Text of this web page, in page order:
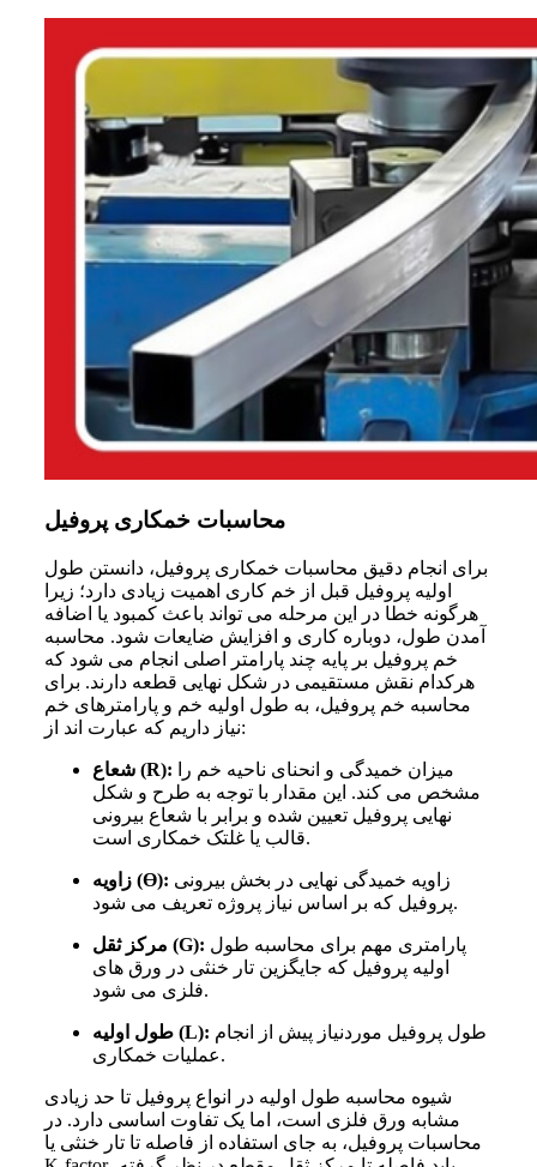
محاسبات خمکاری پروفیل
برای انجام دقیق محاسبات خمکاری پروفیل، دانستن طول
اولیه پروفیل قبل از خم‌ کاری اهمیت زیادی دارد؛ زیرا
هرگونه خطا در این مرحله می‌ تواند باعث کمبود یا اضافه‌
آمدن طول، دوباره‌ کاری و افزایش ضایعات شود. محاسبه
خم پروفیل بر پایه چند پارامتر اصلی انجام می‌ شود که
هرکدام نقش مستقیمی در شکل نهایی قطعه دارند. برای
محاسبه خم پروفیل، به طول اولیه خم و پارامترهای خم
نیاز داریم که عبارت‌ اند از:
شعاع (R):
مشخص می‌ کند. این مقدار با توجه به طرح و شکل
نهایی پروفیل تعیین شده و برابر با شعاع بیرونی
قالب یا غلتک خمکاری است.
زاویه (Ɵ):
پروفیل که بر اساس نیاز پروژه تعریف می‌ شود.
مرکز ثقل (G):
اولیه پروفیل که جایگزین تار خنثی در ورق‌ های
فلزی می‌ شود.
طول اولیه (L):
عملیات خمکاری.
شیوه محاسبه طول اولیه در انواع پروفیل تا حد زیادی
مشابه ورق فلزی است، اما یک تفاوت اساسی دارد. در
محاسبات پروفیل، به‌ جای استفاده از فاصله تا تار خنثی یا